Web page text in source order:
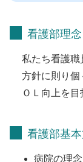
看護部理念
私たち看護職
方針に則り個
ＯＬ向上を目
看護部基
病院の理